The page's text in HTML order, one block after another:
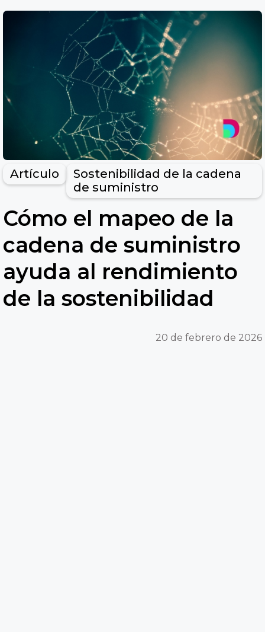
Artículo
Sostenibilidad de la cadena
de suministro
Cómo el mapeo de la
cadena de suministro
ayuda al rendimiento
de la sostenibilidad
20 de febrero de 2026